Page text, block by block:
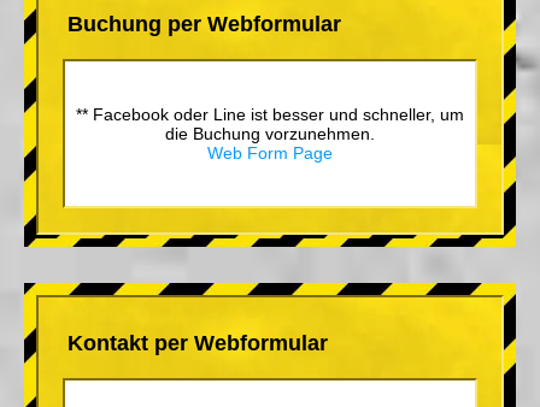
Buchung per Webformular
** Facebook oder Line ist besser und schneller, um
die Buchung vorzunehmen.
Web Form Page
Kontakt per Webformular